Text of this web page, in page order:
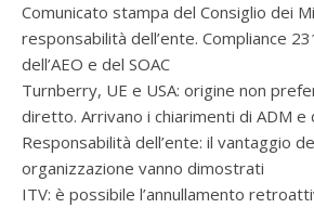
Comunicato stampa del Consiglio dei
responsabilità dell’ente. Compliance
dell’AEO e del SOAC
Turnberry, UE e USA: origine non
diretto. Arrivano i chiarimenti di ADM e
Responsabilità dell’ente: il vantaggio
organizzazione vanno dimostrati
ITV: è possibile l’annullamento